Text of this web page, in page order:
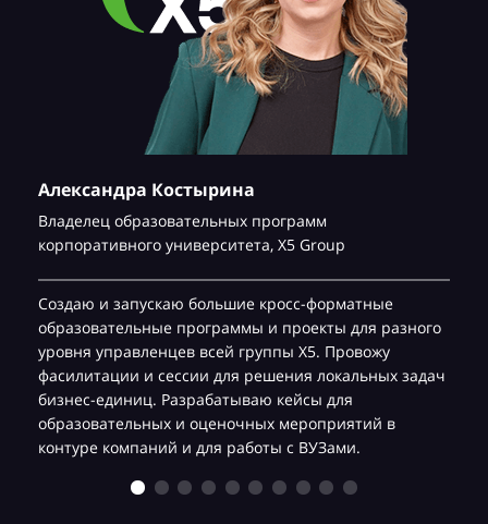
Александра Костырина
Владелец образовательных программ
корпоративного университета, Х5 Group
Создаю и запускаю большие кросс-форматные
образовательные программы и проекты для разного
уровня управленцев всей группы Х5. Провожу
фасилитации и сессии для решения локальных задач
бизнес-единиц. Разрабатываю кейсы для
образовательных и оценочных мероприятий в
контуре компаний и для работы с ВУЗами.